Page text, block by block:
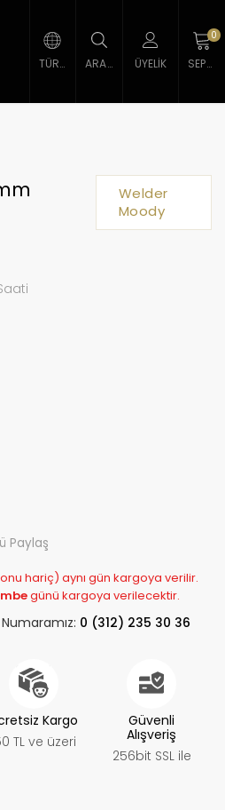
ÜYELIK
0
Welder
Moody
Paylaş
hariç) aynı gün kargoya verilir.
günü kargoya verilecektir.
0 (312) 235 30 36
Kargo
TL ve üzeri
Güvenli
Alışveriş
256bit SSL ile